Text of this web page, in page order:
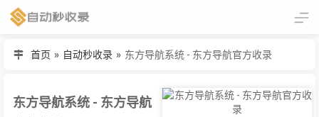
首页 » 自动秒收录 » 东方导航系统 - 东方导航官方收录
东方导航系统 - 东方导航